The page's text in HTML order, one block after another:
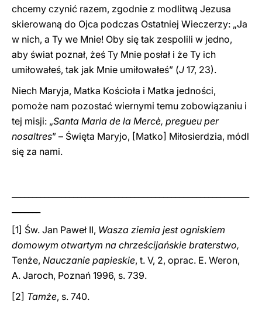
chcemy czynić razem, zgodnie z modlitwą Jezusa
skierowaną do Ojca podczas Ostatniej Wieczerzy: „Ja
w nich, a Ty we Mnie! Oby się tak zespolili w jedno,
aby świat poznał, żeś Ty Mnie posłał i że Ty ich
umiłowałeś, tak jak Mnie umiłowałeś” (J 17, 23).
Niech Maryja, Matka Kościoła i Matka jedności,
pomoże nam pozostać wiernymi temu zobowiązaniu i
tej misji: „Santa Maria de la Mercè, pregueu per
nosaltres” – Święta Maryjo, [Matko] Miłosierdzia, módl
się za nami.
[1] Św. Jan Paweł II, Wasza ziemia jest ogniskiem
domowym otwartym na chrześcijańskie braterstwo,
Tenże, Nauczanie papieskie, t. V, 2, oprac. E. Weron,
A. Jaroch, Poznań 1996, s. 739.
[2] Tamże, s. 740.